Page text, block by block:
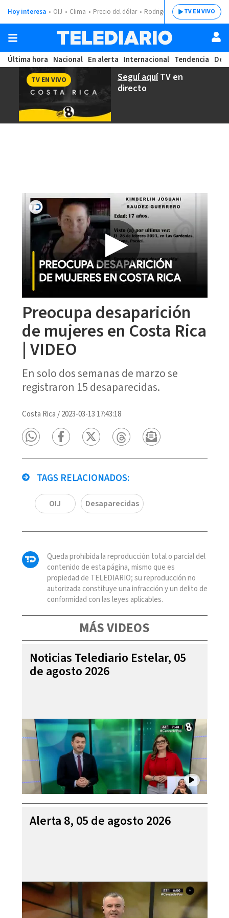
Hoy interesa OIJ Clima Precio del dólar Rodrigo ChavesTV EN VIVO
Última hora Nacional En alerta Internacional Tendencia
Seguí aquíTV en
directo
TV EN VIVO
Preocupa desaparición
de mujeres en Costa Rica
| VIDEO
En solo dos semanas de marzo se
registraron 15 desaparecidas.
Costa Rica /2023-03-13 17:43:18
TAGS RELACIONADOS:
OIJ Desaparecidas
Queda prohibida la reproducción total o parcial del
contenido de esta página, mismo que es
propiedad de TELEDIARIO; su reproducción no
autorizada constituye una infracción y un delito de
conformidad con las leyes aplicables.
MÁS VIDEOS
Noticias Telediario Estelar, 05
de agosto 2026
Alerta 8, 05 de agosto 2026